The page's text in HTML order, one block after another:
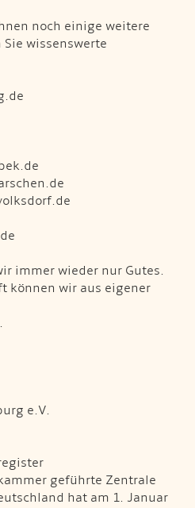
noch einige weitere
wissenswerte
immer wieder nur Gutes.
können wir aus eigener
e.V.
geführte Zentrale
hat am 1. Januar